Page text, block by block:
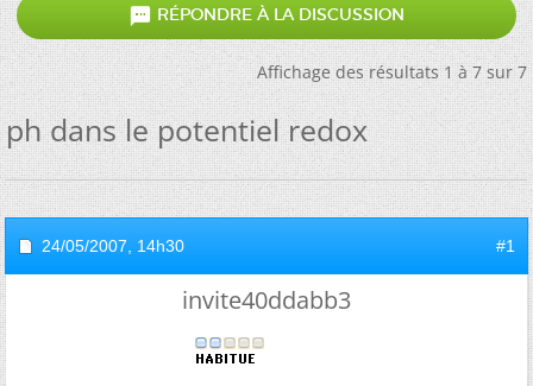
 RÉPONDRE À LA DISCUSSION
Affichage des résultats 1 à 7 sur 7
ph dans le potentiel redox
24/05/2007, 14h30 #1
invite40ddabb3